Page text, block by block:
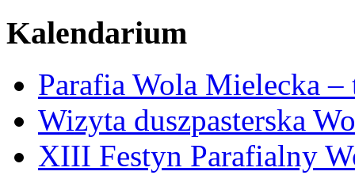
Kalendarium
Parafia Wola Mielecka
Wizyta duszpasterska
XIII Festyn Parafialny